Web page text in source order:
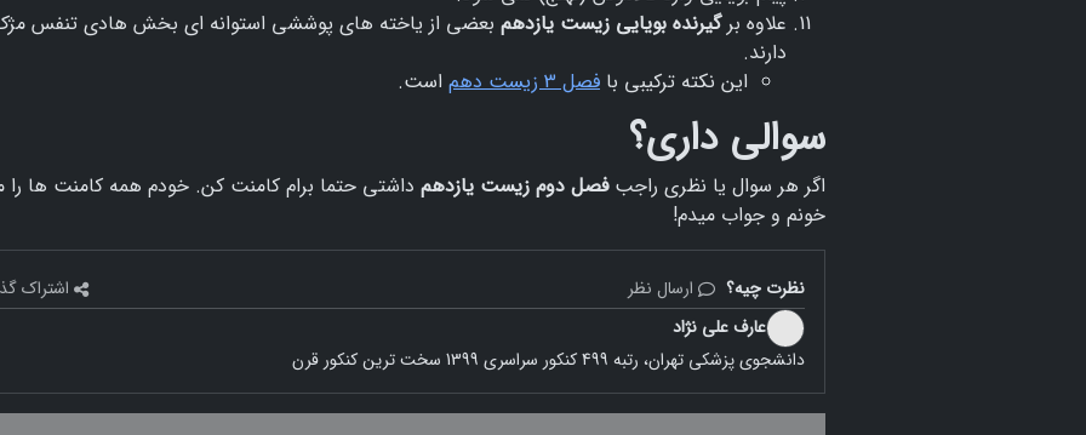
علاوه برگیرنده بویایی زیست یازدهم بعضی از یاخته های پوششی استوانه ای بخش هادی تنفس
دارند.
این نکته ترکیبی با فصل 3 زیست دهم است.
سوالی داری؟
اگر هر سوال یا نظری راجبفصل دوم زیست یازدهم داشتی حتما برام کامنت کن. خودم همه کامنت ها را
خونم و جواب میدم!
نظرت چیه؟ ارسال نظر
اشتراک
عارف علی نژاد
دانشجوی پزشکی تهران، رتبه 499 کنکور سراسری 1399 سخت ترین کنکور قرن